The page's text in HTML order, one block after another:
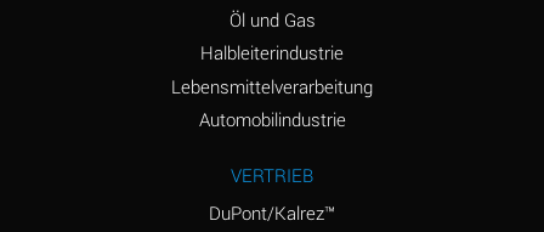
Amyl Acetate (Banana
Amyl Alcohol
D
Chloronapthalene
Öl und Gas
Halbleiterindustrie
Lebensmittelverarbeitung
Automobilindustrie
VERTRIEB
DuPont/Kalrez™